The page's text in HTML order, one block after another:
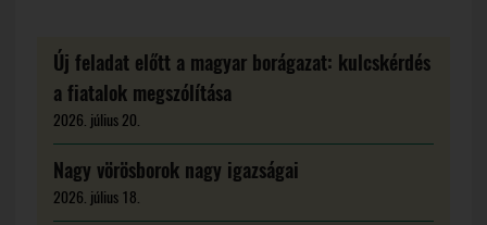
Új feladat előtt a magyar borágazat: kulcskérdés
a fiatalok megszólítása
2026. július 20.
Nagy vörösborok nagy igazságai
2026. július 18.